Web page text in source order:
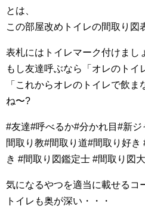
とは、
この部屋改めトイレの間取り図
表札にはトイレマーク付けまし
もし友達呼ぶなら「オレのトイ
「これからオレのトイレで飲
ね〜?
#友達#呼べるか#分かれ目#新
間取り教#間取り道#間取り好
き #間取り図鑑定士 #間取り図
気になるやつを適当に載せるコ
トイレも奥が深い・・・